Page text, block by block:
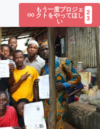
もう一度プロジェ
クトをやってほし
い
2
3